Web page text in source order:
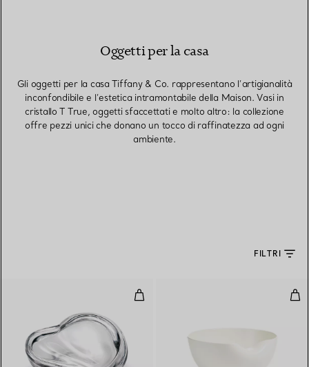
Oggetti per la casa
Gli oggetti per la casa Tiffany & Co. rappresentano l’artigianalità
inconfondibile e l’estetica intramontabile della Maison. Vasi in
cristallo T True, oggetti sfaccettati e molto altro: la collezione
offre pezzi unici che donano un tocco di raffinatezza ad ogni
ambiente.
FILTRI
Scatola Heart in cristallo